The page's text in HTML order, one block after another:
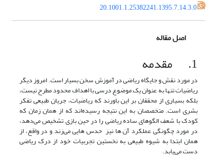
20.1001.1.25382241.1395.7.14.3.0
اصل مقاله
1. مقدمه
در مورد نقش و جایگاه ریاضی در آموزش سخن بسیار است. امروز دیگر
ریاضیات تنها به عنوان یک موضوع درسی با اهداف محدود مطرح نیست،
بلکه بسیاری از محققان بر این باورند که ریاضیات، جریان طبیعی تفکر
بشری است. متخصصان به این نتیجه رسیده‌اند که از همان زمان که
کودک با شعف الگوهای ساده ریاضی را در حین بازی تشخیص می‌دهد،
در مورد چگونگی عملکرد آن ها نیز حدس هایی می‌زند و در واقع، از
همان ابتدا به شیوه طبیعی به نخستین تجربیات خود از درک ریاضی
دست می‌یابد.